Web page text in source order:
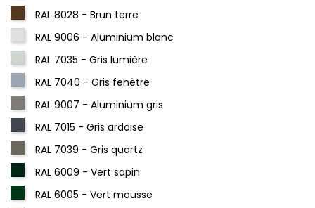
RAL 8028 - Brun terre
RAL 9006 - Aluminium blanc
RAL 7035 - Gris lumière
RAL 7040 - Gris fenêtre
RAL 9007 - Aluminium gris
RAL 7015 - Gris ardoise
RAL 7039 - Gris quartz
RAL 6009 - Vert sapin
RAL 6005 - Vert mousse